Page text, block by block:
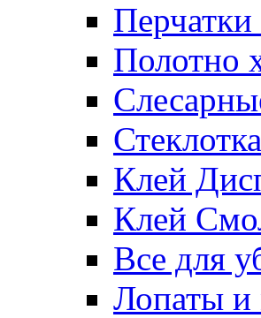
Полотно
Клей
Клей
Все для
Лопаты и